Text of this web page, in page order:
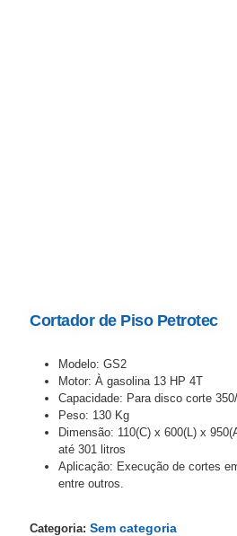
Cortador de Piso Petrotec
Modelo: GS2
Motor: À gasolina 13 HP 4T
Capacidade: Para disco corte
Peso: 130 Kg
Dimensão: 110(C) x 600(L) x
até 301 litros
Aplicação: Execução de cortes
entre outros.
Categoria:Sem categoria